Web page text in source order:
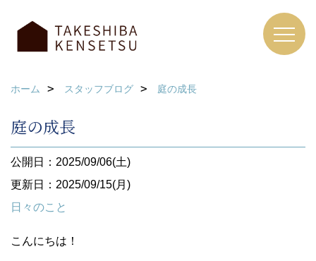
ホーム スタッフブログ 庭の成長
庭の成長
公開日：2025/09/06(土)
更新日：2025/09/15(月)
日々のこと
こんにちは！